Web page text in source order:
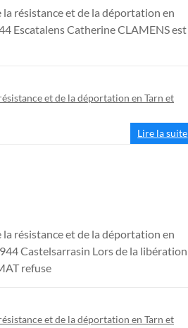
la résistance et de la déportation en
Escatalens Catherine CLAMENS est
et de la déportation en Tarn et
Lire la suite
la résistance et de la déportation en
Castelsarrasin Lors de la libération
refuse
et de la déportation en Tarn et